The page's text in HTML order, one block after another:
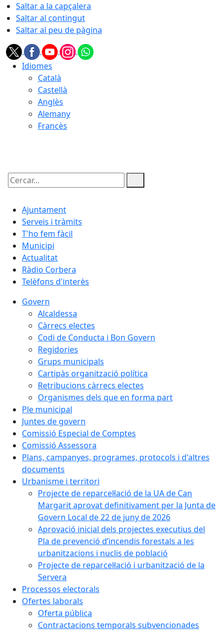
Saltar a la capçalera
Saltar al contingut
Saltar al peu de pàgina
Idiomes
Català
Castellà
Anglès
Alemany
Francès
Cercar:
Ajuntament
Serveis i tràmits
T'ho fem fàcil
Municipi
Actualitat
Ràdio Corbera
Telèfons d'interès
Govern
Alcaldessa
Càrrecs electes
Codi de Conducta i Bon Govern
Regidories
Grups municipals
Cartipàs organització política
Retribucions càrrecs electes
Organismes dels que en forma part
Ple municipal
Juntes de govern
Comissió Especial de Comptes
Comissió Assessora
Plans, campanyes, programes, protocols i d'altres
documents
Urbanisme i territori
Projecte de reparcel·lació de la UA de Can
Margarit aprovat definitivament per la Junta de
Govern Local de 22 de juny de 2026
Aprovació inicial dels projectes executius del
Pla de prevenció d’incendis forestals a les
urbanitzacions i nuclis de població
Projecte de reparcel·lació i urbanització de la
Servera
Processos electorals
Ofertes laborals
Oferta pública
Contractacions temporals subvencionades